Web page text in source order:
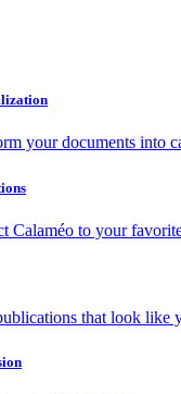
your documents into
Calaméo to your
that look like